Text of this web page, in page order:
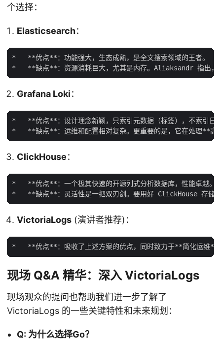
个选择：
Elasticsearch：
*   **优点**：功能强大，生态成熟，是全文搜索领域的王者。
Grafana Loki：
*   **优点**：设计理念新颖，只索引元数据（标签），不索引日
ClickHouse：
*   **优点**：一个极其快速的开源列式分析数据库，性能卓越。
VictoriaLogs (演讲者推荐)：
现场 Q&A 精华：深入 VictoriaLogs
现场观众的提问也帮助我们进一步了解了
VictoriaLogs 的一些关键特性和未来规划：
Q: 为什么选择Go？